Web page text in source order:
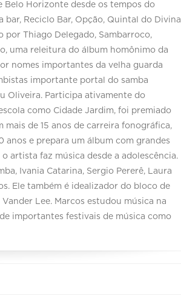
Belo Horizonte desde os tempos do
Reciclo Bar, Opção, Quintal do Divina
por Thiago Delegado, Sambarroco,
uma releitura do álbum homônimo da
nomes importantes da velha guarda
importante portal do samba
Oliveira. Participa ativamente do
como Cidade Jardim, foi premiado
de 15 anos de carreira fonográfica,
anos e prepara um álbum com grandes
artista faz música desde a adolescência.
Ivania Catarina, Sergio Pererê, Laura
Ele também é idealizador do bloco de
Lee. Marcos estudou música na
importantes festivais de música como